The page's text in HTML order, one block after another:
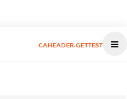
CAHEADER.GETTEST